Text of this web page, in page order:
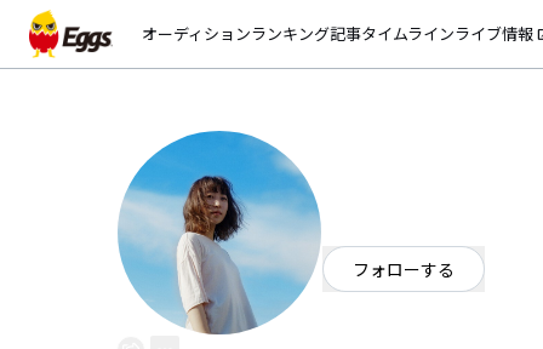
オーディションランキング記事タイムラインライブ情報
フォローする